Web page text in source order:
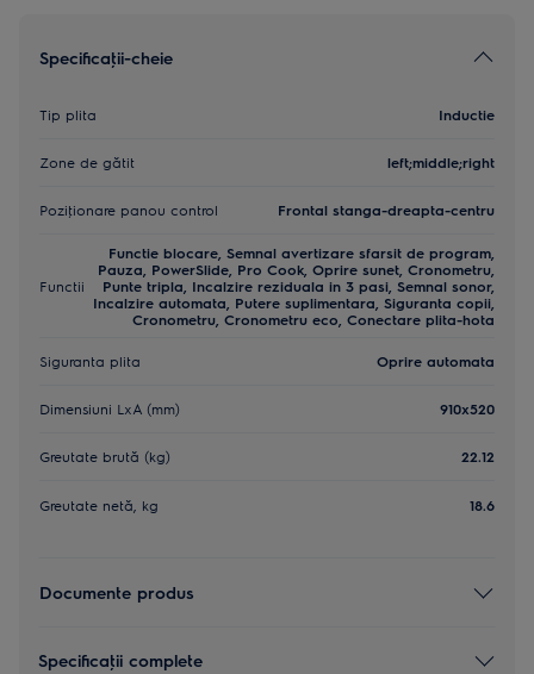
Specificaţii-cheie
Tip plita Inductie
Zone de gătit left;middle;right
Poziţionare panou control Frontal stanga-dreapta-centru
Functii
Functie blocare, Semnal avertizare sfarsit de program,
Pauza, PowerSlide, Pro Cook, Oprire sunet, Cronometru,
Punte tripla, Incalzire reziduala in 3 pasi, Semnal sonor,
Incalzire automata, Putere suplimentara, Siguranta copii,
Cronometru, Cronometru eco, Conectare plita-hota
Siguranta plita Oprire automata
Dimensiuni LxA (mm) 910x520
Greutate brută (kg) 22.12
Greutate netă, kg 18.6
Documente produs
Specificaţii complete